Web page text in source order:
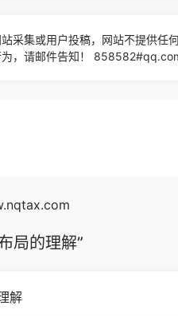
采集或用户投稿，网站不提供任
为，请邮件告知！
局的理解”
解